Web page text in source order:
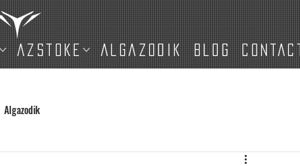
AZSTOKE ALGAZODIK Blog CONTACT
Algazodik